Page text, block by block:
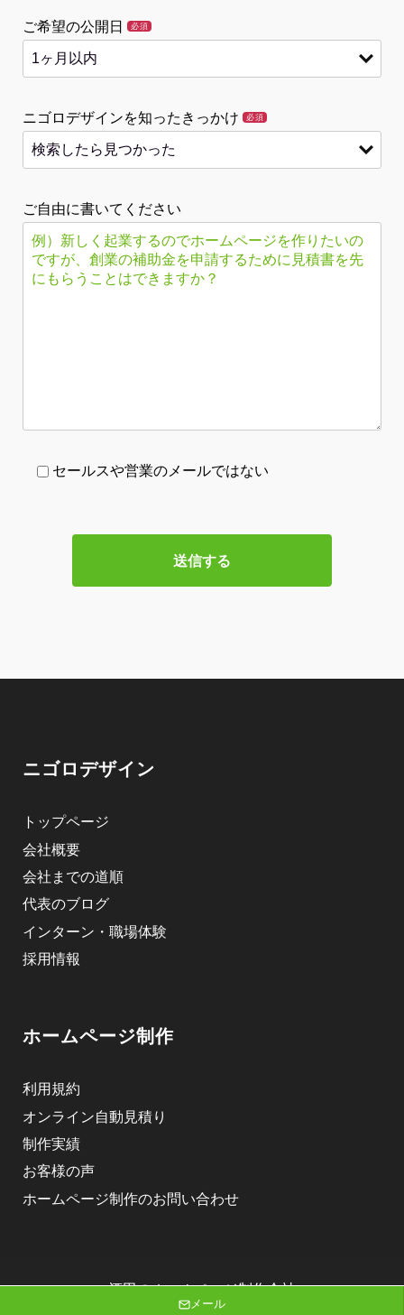
ご希望の公開日 必須
ニゴロデザインを知ったきっかけ 必須
ご自由に書いてください
セールスや営業のメールではない
ニゴロデザイン
トップページ
会社概要
会社までの道順
代表のブログ
インターン・職場体験
採用情報
ホームページ制作
利用規約
オンライン自動見積り
制作実績
お客様の声
ホームページ制作のお問い合わせ
酒田のホームページ制作会社
株式会社ニゴロデザイン
メール